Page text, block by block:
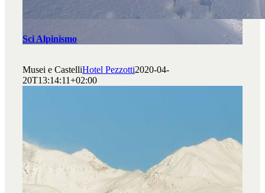
Sci Alpinismo
Musei e CastelliHotel Pezzotti2020-04-
20T13:14:11+02:00